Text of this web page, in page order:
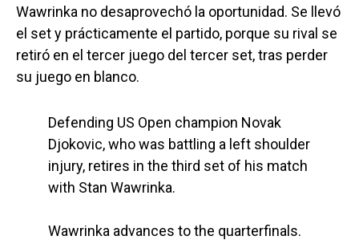
Wawrinka no desaprovechó la oportunidad. Se llevó
el set y prácticamente el partido, porque su rival se
retiró en el tercer juego del tercer set, tras perder
su juego en blanco.
Defending US Open champion Novak
Djokovic, who was battling a left shoulder
injury, retires in the third set of his match
with Stan Wawrinka.
Wawrinka advances to the quarterfinals.